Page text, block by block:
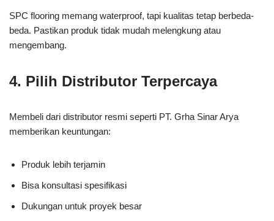
SPC flooring memang waterproof, tapi kualitas tetap berbeda-
beda. Pastikan produk tidak mudah melengkung atau
mengembang.
4. Pilih Distributor Terpercaya
Membeli dari distributor resmi seperti PT. Grha Sinar Arya
memberikan keuntungan:
Produk lebih terjamin
Bisa konsultasi spesifikasi
Dukungan untuk proyek besar